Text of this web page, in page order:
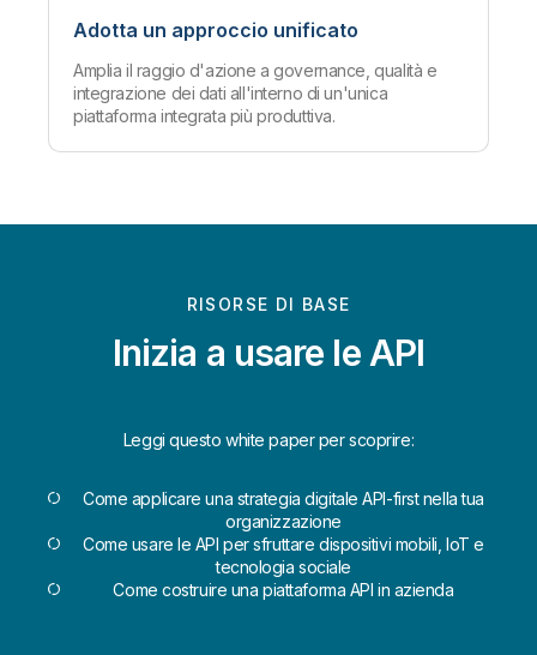
Adotta un approccio unificato
Amplia il raggio d'azione a governance, qualità e
integrazione dei dati all'interno di un'unica
piattaforma integrata più produttiva.
RISORSE DI BASE
Inizia a usare le API
Leggi questo white paper per scoprire:
Come applicare una strategia digitale API-first nella tua
organizzazione
Come usare le API per sfruttare dispositivi mobili, IoT e
tecnologia sociale
Come costruire una piattaforma API in azienda